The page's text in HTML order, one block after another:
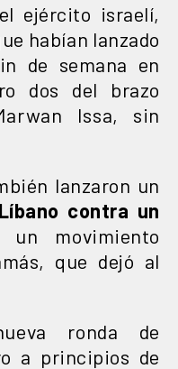
ejército israelí,
habían lanzado
de semana en
dos del brazo
Issa, sin
lanzaron un
contra un
un movimiento
que dejó al
ronda de
a principios de